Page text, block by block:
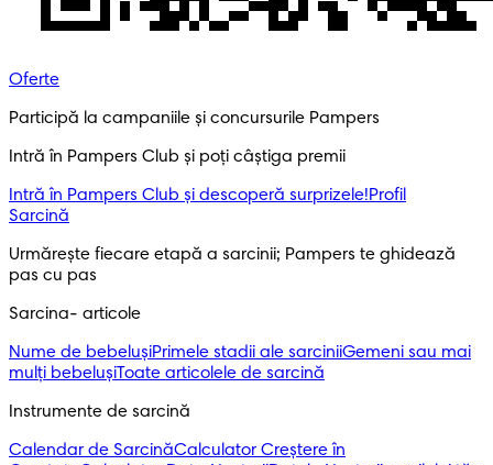
Oferte
Participă la campaniile și concursurile Pampers
Intră în Pampers Club și poți câștiga premii
Intră în Pampers Club și descoperă surprizele!​Profil
Sarcină
Urmărește fiecare etapă a sarcinii; Pampers te ghidează
pas cu pas
Sarcina- articole
Nume de bebelușiPrimele stadii ale sarciniiGemeni sau mai
mulți bebelușiToate articolele de sarcină
Instrumente de sarcină
Calendar de SarcinăCalculator Creștere în